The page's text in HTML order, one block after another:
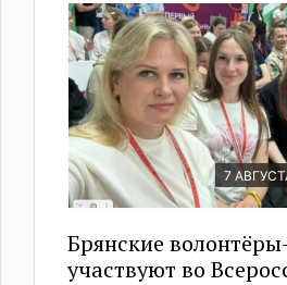
7
Брянские
участвуют во